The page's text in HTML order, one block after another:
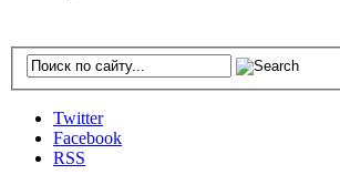
Twitter
Facebook
RSS